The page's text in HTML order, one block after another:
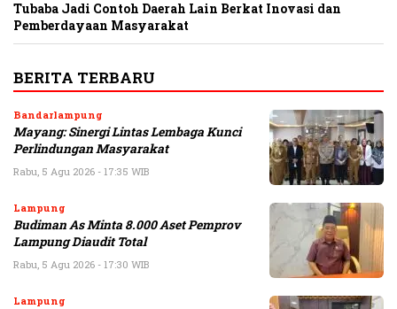
Tubaba Jadi Contoh Daerah Lain Berkat Inovasi dan
Pemberdayaan Masyarakat
BERITA TERBARU
Bandarlampung
Mayang: Sinergi Lintas Lembaga Kunci
Perlindungan Masyarakat
Rabu, 5 Agu 2026 - 17:35 WIB
Lampung
Budiman As Minta 8.000 Aset Pemprov
Lampung Diaudit Total
Rabu, 5 Agu 2026 - 17:30 WIB
Lampung